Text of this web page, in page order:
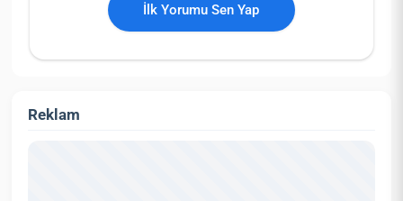
İlk Yorumu Sen Yap
Reklam